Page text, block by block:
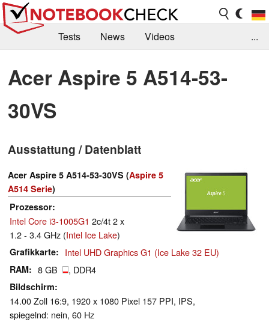
Tests News
Videos
Kaufberatung
Deals Suche
Jobs
Forum
...
Acer Aspire 5 A514-53-
30VS
Ausstattung / Datenblatt
Acer Aspire 5 A514-53-30VS (Aspire 5
A514 Serie)
Prozessor
Intel Core i3-1005G1 2c/4t 2 x
1.2 - 3.4 GHz (Intel Ice Lake)
Grafikkarte Intel UHD Graphics G1 (Ice Lake 32 EU)
RAM 8 GB , DDR4
Bildschirm
14.00 Zoll 16:9, 1920 x 1080 Pixel 157 PPI, IPS,
spiegelnd: nein, 60 Hz